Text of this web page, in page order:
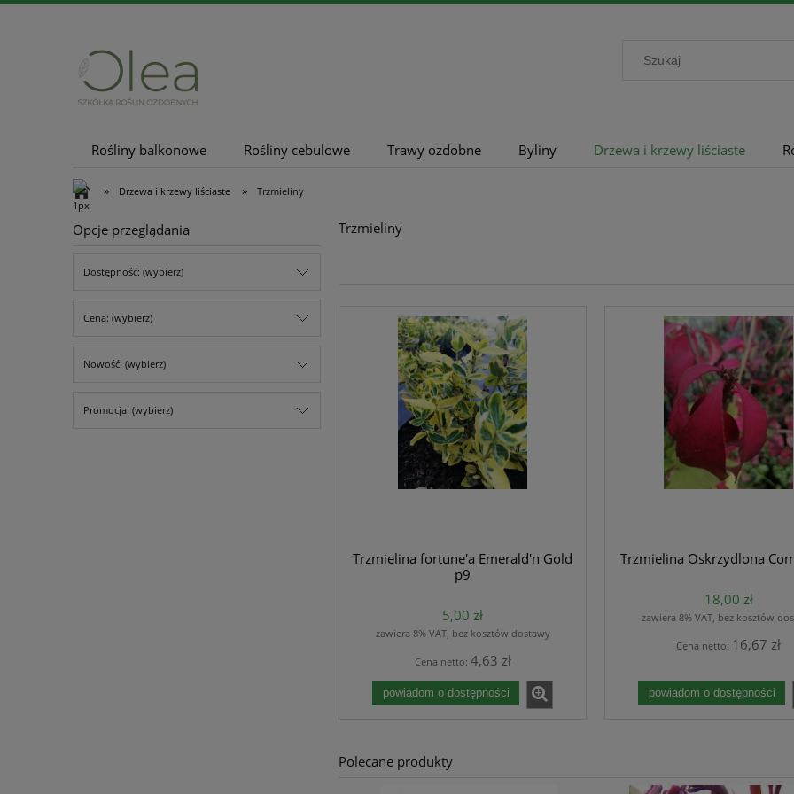
Rośliny balkonowe Rośliny cebulowe Trawy ozdobne Byliny Drzewa i krzewy liściaste
Nowości
Promocje
» Drzewa i krzewy liściaste » Trzmieliny
Opcje przeglądania
Dostępność: (wybierz)
Cena: (wybierz)
Nowość: (wybierz)
Promocja: (wybierz)
Trzmieliny
Trzmielina fortune'a Emerald'n Gold
p9
5,00 zł
zawiera 8% VAT, bez kosztów dostawy
Cena netto: 4,63 zł
powiadom o dostępności
Trzmielina Oskrzydlona
18,00 zł
zawiera 8% VAT, bez kosztów
Cena netto: 16,67 zł
powiadom o dostępności
Polecane produkty